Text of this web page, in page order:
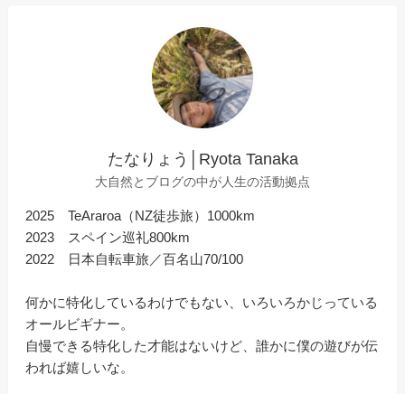
たなりょう│Ryota Tanaka
大自然とブログの中が人生の活動拠点
2025 TeAraroa（NZ徒歩旅）1000km
2023 スペイン巡礼800km
2022 日本自転車旅／百名山70/100
何かに特化しているわけでもない、いろいろかじっている
オールビギナー。
自慢できる特化した才能はないけど、誰かに僕の遊びが伝
われば嬉しいな。